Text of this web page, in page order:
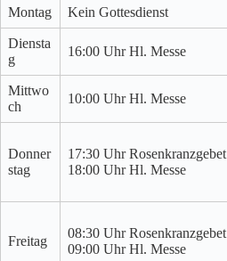
Montag Kein Gottesdienst
Diensta
g
16:00 Uhr Hl. Messe
Mittwo
ch
10:00 Uhr Hl. Messe
Donner
stag
17:30 Uhr Rosenkranzgebet
18:00 Uhr Hl. Messe
Freitag
08:30 Uhr Rosenkranzgebet
09:00 Uhr Hl. Messe